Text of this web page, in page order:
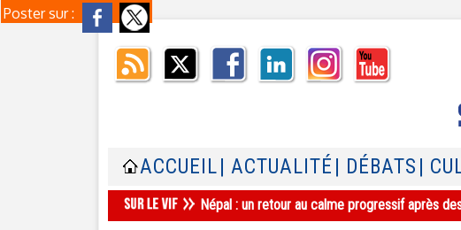
Poster sur :
ACCUEIL | ACTUALITÉ | DÉBATS |
Népal : un retour au calme progressif après